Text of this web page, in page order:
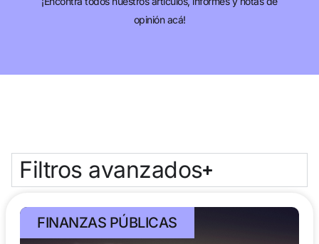
opinión acá!
Filtros avanzados
FINANZAS PÚBLICAS